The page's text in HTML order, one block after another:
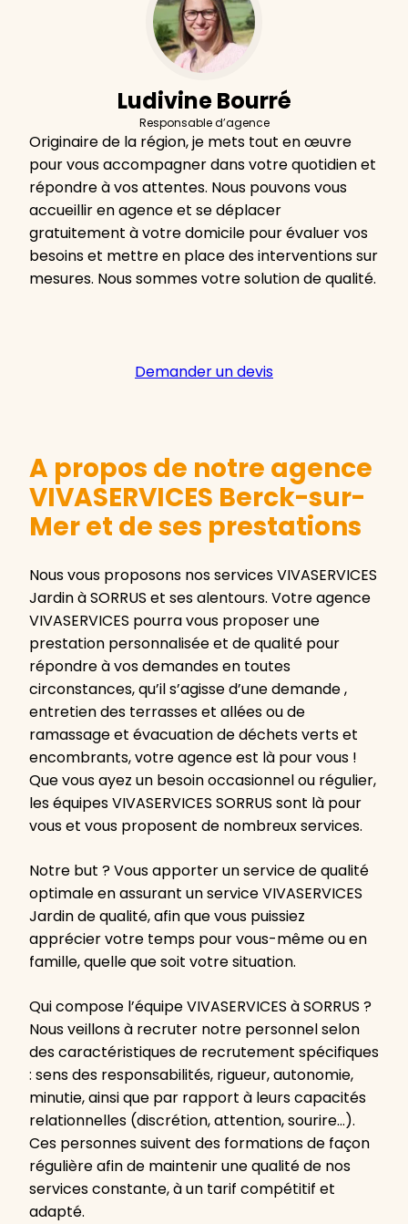
Ludivine Bourré
Responsable d’agence
Originaire de la région, je mets tout en œuvre
pour vous accompagner dans votre quotidien et
répondre à vos attentes. Nous pouvons vous
accueillir en agence et se déplacer
gratuitement à votre domicile pour évaluer vos
besoins et mettre en place des interventions sur
mesures. Nous sommes votre solution de qualité.
Demander un devis
A propos de notre agence
VIVASERVICES Berck-sur-
Mer et de ses prestations
Nous vous proposons nos services VIVASERVICES
Jardin à SORRUS et ses alentours. Votre agence
VIVASERVICES pourra vous proposer une
prestation personnalisée et de qualité pour
répondre à vos demandes en toutes
circonstances, qu’il s’agisse d’une demande ,
entretien des terrasses et allées ou de
ramassage et évacuation de déchets verts et
encombrants, votre agence est là pour vous !
Que vous ayez un besoin occasionnel ou régulier,
les équipes VIVASERVICES SORRUS sont là pour
vous et vous proposent de nombreux services.
Notre but ? Vous apporter un service de qualité
optimale en assurant un service VIVASERVICES
Jardin de qualité, afin que vous puissiez
apprécier votre temps pour vous-même ou en
famille, quelle que soit votre situation.
Qui compose l’équipe VIVASERVICES à SORRUS ?
Nous veillons à recruter notre personnel selon
des caractéristiques de recrutement spécifiques
: sens des responsabilités, rigueur, autonomie,
minutie, ainsi que par rapport à leurs capacités
relationnelles (discrétion, attention, sourire…).
Ces personnes suivent des formations de façon
régulière afin de maintenir une qualité de nos
services constante, à un tarif compétitif et
adapté.